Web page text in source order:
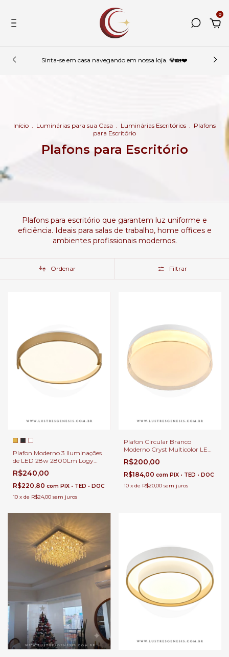
0
Sinta-se em casa navegando em nossa loja. 💎🏡❤️
Início Luminárias para sua Casa Luminárias Escritórios
Plafons
para Escritório
Plafons para Escritório
Plafons para escritório que garantem luz uniforme e
eficiência. Ideais para salas de trabalho, home offices e
ambientes profissionais modernos.
Ordenar Filtrar
Plafon Moderno 3 Iluminações
de LED 28w 2800Lm Logy
Dourado Redondo Ø39cm
Para Sala, Corredor e Quarto
R$240,00
R$220,80 com PIX • TED • DOC
10 x de R$24,00 sem juros
Plafon Circular Branco
Moderno Cryst Multicolor LED
45w 4500Lm Para Corredor,
Sala, Quartos e Lavabo
R$200,00
R$184,00 com PIX • TED • DOC
10 x de R$20,00 sem juros